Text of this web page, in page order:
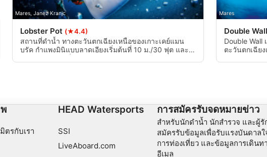
Mares, Janez Kranjc
Lobster Pot (★4.4)
สถานที่ดำน้ำ ทางตะวันตกเฉียงเหนือของเกาะเคย์แมน
บรัค กำแพงมินิแบบลาดเอียงเริ่มต้นที่ 10 ม./30 ฟุต และ
Mares
Double Wall
Double
ตะวันตกเฉีย
ตรกับเรา
HEAD Watersports
SSI
LiveAboard.com
การสมัครรับจดหมายข่าว
สำหรับนักดำน้ำ นักสำรวจ และผู้รั
สมัครรับข้อมูลเพื่อรับแรงบันดาลใ
การท่องเที่ยว และข้อมูลการเดินท
อีเมล